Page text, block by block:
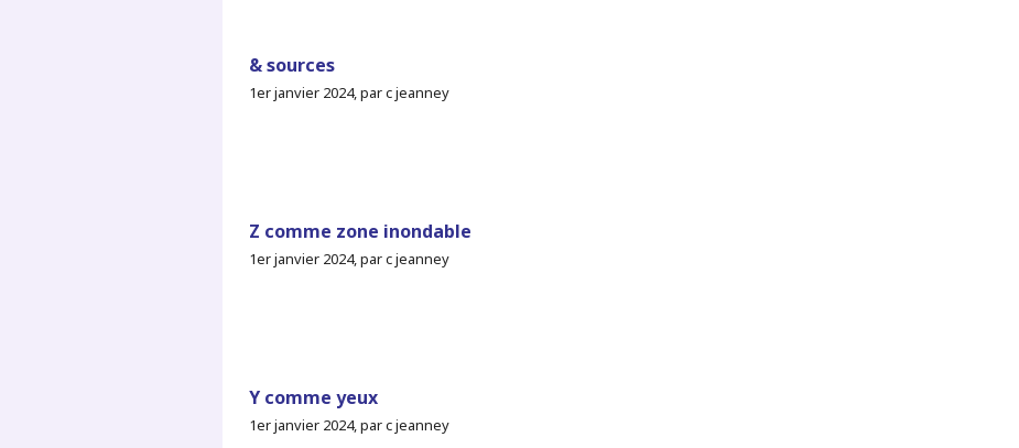
& sources
1er janvier 2024, par c jeanney
Z comme zone inondable
1er janvier 2024, par c jeanney
Y comme yeux
1er janvier 2024, par c jeanney